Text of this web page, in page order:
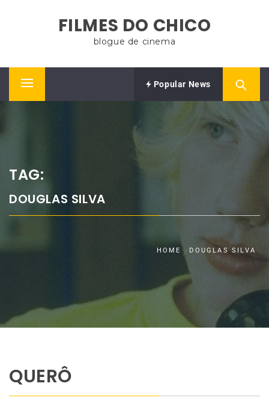
FILMES DO CHICO
blogue de cinema
Primary
Popular News
TAG:
DOUGLAS SILVA
HOME DOUGLAS SILVA
QUERÔ